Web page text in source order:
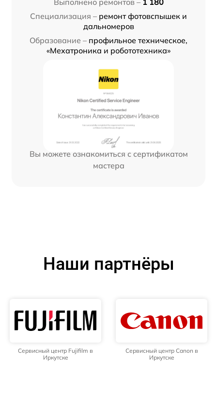
Выполнено ремонтов – 1 180
Специализация – ремонт фотовспышек и
дальномеров
Образование – профильное техническое,
«Мехатроника и робототехника»
Вы можете ознакомиться с сертификатом
мастера
Наши партнёры
Сервисный центр Fujifilm в
Иркутске
Сервисный центр Canon в
Иркутске